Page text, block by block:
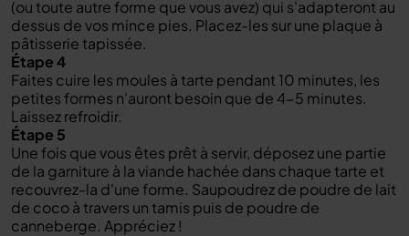
(ou toute autre forme que vous avez) qui s'adapteront au
dessus de vos mince pies. Placez-les sur une plaque à
pâtisserie tapissée.
Étape 4
Faites cuire les moules à tarte pendant 10 minutes, les
petites formes n'auront besoin que de 4-5 minutes.
Laissez refroidir.
Étape 5
Une fois que vous êtes prêt à servir, déposez une partie
de la garniture à la viande hachée dans chaque tarte et
recouvrez-la d'une forme. Saupoudrez de poudre de lait
de coco à travers un tamis puis de poudre de
canneberge. Appréciez !